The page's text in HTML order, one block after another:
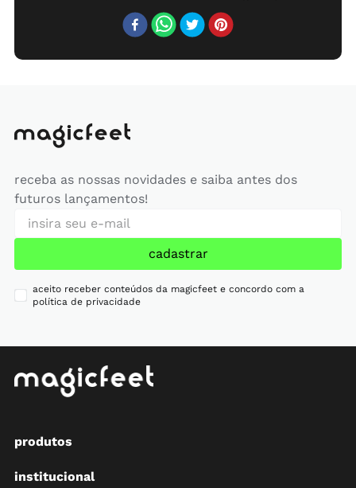
receba as nossas novidades e saiba antes dos
futuros lançamentos!
cadastrar
aceito receber conteúdos da magicfeet e concordo com a
política de privacidade
produtos
institucional